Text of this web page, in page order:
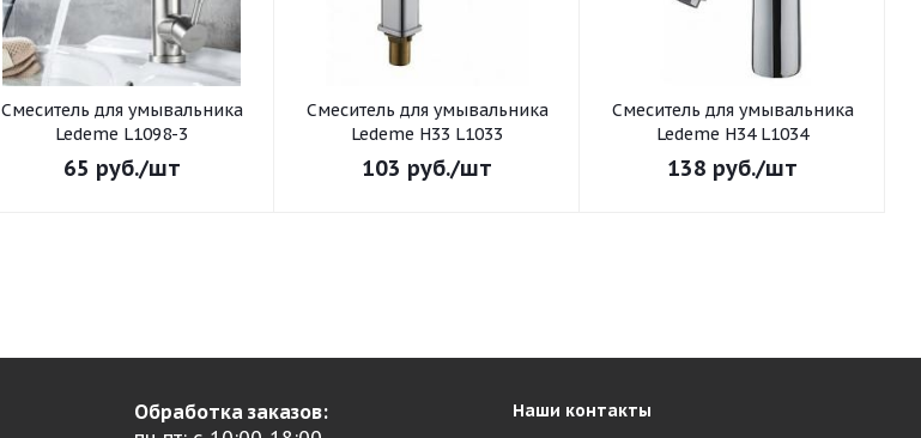
Смеситель для умывальника
Ledeme L1098-3
65 руб./шт
Смеситель для умывальника
Ledeme H33 L1033
103 руб./шт
Смеситель для умывальника
Ledeme H34 L1034
138 руб./шт
Обработка заказов:
Наши контакты